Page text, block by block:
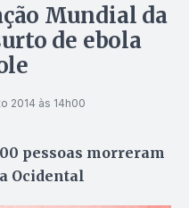
Mundial da
de ebola
2014 às 14h00
pessoas morreram
Ocidental